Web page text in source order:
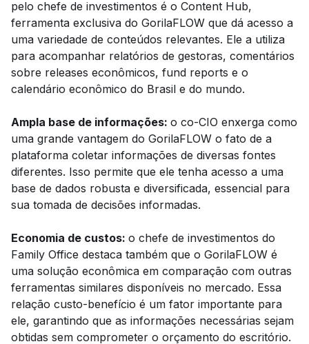
pelo chefe de investimentos é o Content Hub,
ferramenta exclusiva do GorilaFLOW que dá acesso a
uma variedade de conteúdos relevantes. Ele a utiliza
para acompanhar relatórios de gestoras, comentários
sobre releases econômicos, fund reports e o
calendário econômico do Brasil e do mundo.
Ampla base de informações: o co-CIO enxerga como
uma grande vantagem do GorilaFLOW o fato de a
plataforma coletar informações de diversas fontes
diferentes. Isso permite que ele tenha acesso a uma
base de dados robusta e diversificada, essencial para
sua tomada de decisões informadas.
Economia de custos: o chefe de investimentos do
Family Office destaca também que o GorilaFLOW é
uma solução econômica em comparação com outras
ferramentas similares disponíveis no mercado. Essa
relação custo-benefício é um fator importante para
ele, garantindo que as informações necessárias sejam
obtidas sem comprometer o orçamento do escritório.